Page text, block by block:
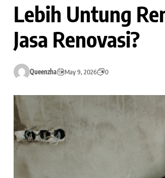
Lebih Untung
Jasa Renovasi?
Queenzha May 9, 2026 0